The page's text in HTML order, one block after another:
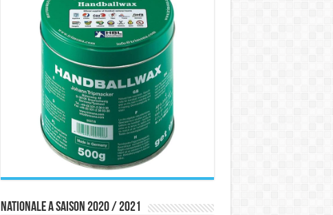
Nationale A saison 2020 / 2021